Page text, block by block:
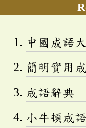
中國成語
簡明實用
成語辭典
小牛頓成